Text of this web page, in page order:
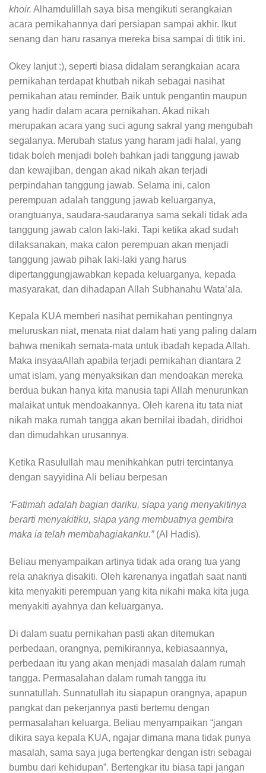
khoir. Alhamdulillah saya bisa mengikuti serangkaian
acara pernikahannya dari persiapan sampai akhir. Ikut
senang dan haru rasanya mereka bisa sampai di titik ini.
Okey lanjut :), seperti biasa didalam serangkaian acara
pernikahan terdapat khutbah nikah sebagai nasihat
pernikahan atau reminder. Baik untuk pengantin maupun
yang hadir dalam acara pernikahan. Akad nikah
merupakan acara yang suci agung sakral yang mengubah
segalanya. Merubah status yang haram jadi halal, yang
tidak boleh menjadi boleh bahkan jadi tanggung jawab
dan kewajiban, dengan akad nikah akan terjadi
perpindahan tanggung jawab. Selama ini, calon
perempuan adalah tanggung jawab keluarganya,
orangtuanya, saudara-saudaranya sama sekali tidak ada
tanggung jawab calon laki-laki. Tapi ketika akad sudah
dilaksanakan, maka calon perempuan akan menjadi
tanggung jawab pihak laki-laki yang harus
dipertanggungjawabkan kepada keluarganya, kepada
masyarakat, dan dihadapan Allah Subhanahu Wata’ala.
Kepala KUA memberi nasihat pernikahan pentingnya
meluruskan niat, menata niat dalam hati yang paling dalam
bahwa menikah semata-mata untuk ibadah kepada Allah.
Maka insyaaAllah apabila terjadi pernikahan diantara 2
umat islam, yang menyaksikan dan mendoakan mereka
berdua bukan hanya kita manusia tapi Allah menurunkan
malaikat untuk mendoakannya. Oleh karena itu tata niat
nikah maka rumah tangga akan bernilai ibadah, diridhoi
dan dimudahkan urusannya.
Ketika Rasulullah mau menihkahkan putri tercintanya
dengan sayyidina Ali beliau berpesan
‘Fatimah adalah bagian dariku, siapa yang menyakitinya
berarti menyakitiku, siapa yang membuatnya gembira
maka ia telah membahagiakanku.”(Al Hadis).
Beliau menyampaikan artinya tidak ada orang tua yang
rela anaknya disakiti. Oleh karenanya ingatlah saat nanti
kita menyakiti perempuan yang kita nikahi maka kita juga
menyakiti ayahnya dan keluarganya.
Di dalam suatu pernikahan pasti akan ditemukan
perbedaan, orangnya, pemikirannya, kebiasaannya,
perbedaan itu yang akan menjadi masalah dalam rumah
tangga. Permasalahan dalam rumah tangga itu
sunnatullah. Sunnatullah itu siapapun orangnya, apapun
pangkat dan pekerjannya pasti bertemu dengan
permasalahan keluarga. Beliau menyampaikan “jangan
dikira saya kepala KUA, ngajar dimana mana tidak punya
masalah, sama saya juga bertengkar dengan istri sebagai
bumbu dari kehidupan”. Bertengkar itu biasa tapi jangan